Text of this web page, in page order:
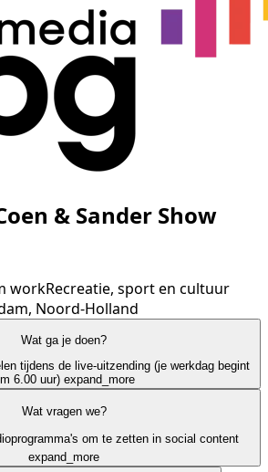
& Sander Show
workRecreatie, sport en cultuur
Noord-Holland
Wat ga je doen?
tijdens de live-uitzending (je werkdag begint
6.00 uur) expand_more
Wat vragen we?
om te zetten in social content
expand_more